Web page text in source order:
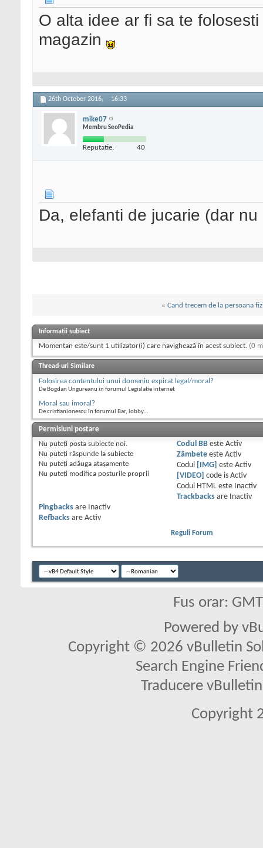
O alta idee ar fi sa te
magazin
26th October 2016, 16:33
mike07
Membru SeoPedia
Reputatie: 40
Da, elefanti de jucarie (dar
« Cand trecem de la persoana
Informații subiect
Momentan este/sunt 1 utilizator(i) care navighează în acest subiect. (0
Thread-uri Similare
Folosirea contentului unui domeniu expirat legal/moral?
De Bogdan Ungureanu în forumul Legislatie internet
Moral sau imoral?
De cristianionescu în forumul Bar, lobby...
Permisiuni postare
Nu puteţi posta subiecte noi.
Nu puteţi răspunde la subiecte
Nu puteţi adăuga ataşamente
Nu puteţi modifica posturile proprii
Codul BBeste Activ
Zâmbeteeste Activ
Codul
[IMG] este Activ
[VIDEO]
code is Activ
Codul HTML este
Inactiv
Trackbacksare
Inactiv
Pingbacks are
Inactiv
Refbacks are Activ
Reguli Forum
Fus orar:
Powered by
Copyright © 2026 vBulletin
Search Engine
Traducere
Copyright